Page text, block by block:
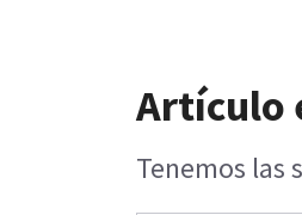
Artículo
Tenemos las